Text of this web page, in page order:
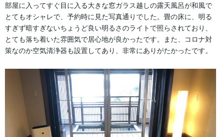
部屋に入ってすぐ目に入る大きな窓ガラス越しの露天風呂が和風で
とてもオシャレで、予約時に見た写真通りでした。畳の床に、明る
すぎず暗すぎないちょうど良い明るさのライトで照らされており、
とても落ち着いた雰囲気で居心地が良かったです。また、コロナ対
策なのか空気清浄器も設置してあり、非常にありがたかったです。